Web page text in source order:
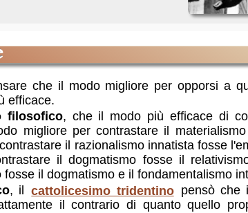
che il modo migliore per opporsi a
efficace.
filosofico, che il modo più efficace di
migliore per contrastare il
il razionalismo innatista fosse
il dogmatismo fosse il
il dogmatismo e il fondamentalismo
, il cattolicesimo tridentino pensò che
il contrario di quanto quello